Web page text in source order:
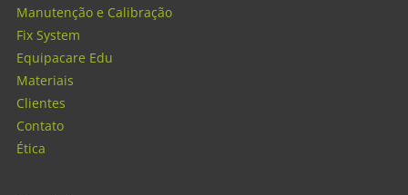
Manutenção e Calibração
Fix System
Equipacare Edu
Materiais
Clientes
Contato
Ética